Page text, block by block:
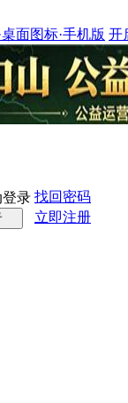
桌面图标·手机版 开
登录 找回密码
立即注册